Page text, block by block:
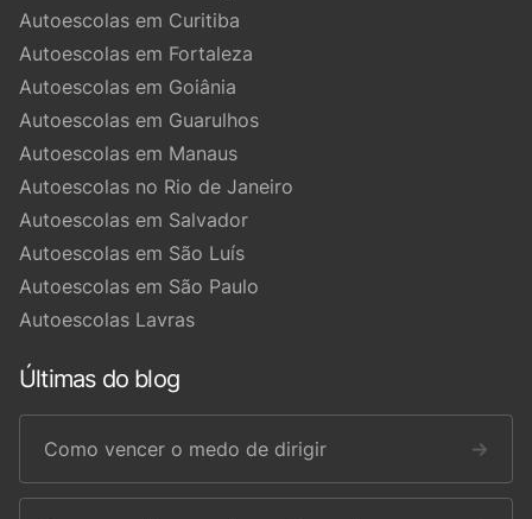
Autoescolas em Curitiba
Autoescolas em Fortaleza
Autoescolas em Goiânia
Autoescolas em Guarulhos
Autoescolas em Manaus
Autoescolas no Rio de Janeiro
Autoescolas em Salvador
Autoescolas em São Luís
Autoescolas em São Paulo
Autoescolas Lavras
Últimas do blog
Como vencer o medo de dirigir →